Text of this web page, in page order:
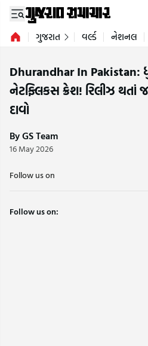
ગુજરાત વર્લ્ડ નેશનલ
Dhurandhar In Pakistan:
નેટફ્લિકસ ક્રેશ! રિલીઝ થતાં જ
દાવો
By GS Team
16 May 2026
Follow us on
Follow us on: